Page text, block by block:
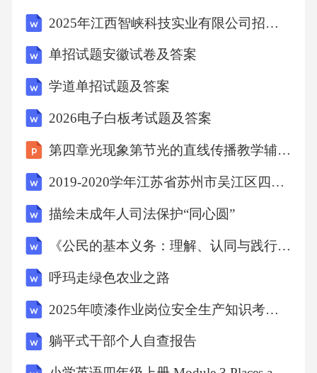
关的现实压力、影响社会和谐，
指“对诉讼的源头进行治理”，旨在通过诉讼内外
的纠纷化解，控制、减少矛盾
“诉源治理”的特点是从源头上解决问题，通过化
解诉讼内外的纠纷，达到控
目的，即减少涉诉因素，因此判断出诉源治理
是一项旨在从源头上减少涉诉因
素的社会治理方式，对应C项。
2025年江西智峡科技实业有限公司招聘2人笔试历年难易错考点试卷带答案解析
单招试题安徽试卷及答案
学道单招试题及答案
2026电子白板考试题及答案
第四章光现象第节光的直线传播教学辅导课件人教版八年级物理上册
2019-2020学年江苏省苏州市吴江区四年级下册期末语文试卷13
描绘未成年人司法保护“同心圆”
《公民的基本义务：理解、认同与践行》-初中《道德与法治》八年级下册第二课教学设计
呼玛走绿色农业之路
2025年喷漆作业岗位安全生产知识考试题含答案
躺平式干部个人自查报告